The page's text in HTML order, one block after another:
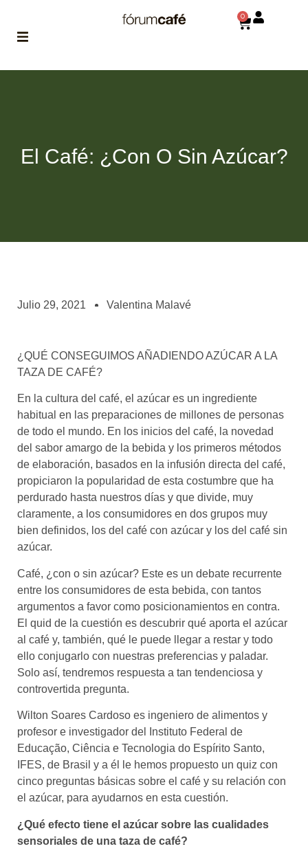
de fórum
asociados
el café siempre tiene
algo nuevo que
enseñarnos
BOLSA DE TRABAJO
¡te imaginas vivir de tu pasión
CONTACTO
¡queremos saber
de ti!
0
El Café: ¿Con O Sin Azúcar?
Julio 29, 2021 Valentina Malavé
¿QUÉ CONSEGUIMOS AÑADIENDO AZÚCAR A LA
TAZA DE CAFÉ?
En la cultura del café, el azúcar es un ingrediente
habitual en las preparaciones de millones de personas
de todo el mundo. En los inicios del café, la novedad
del sabor amargo de la bebida y los primeros métodos
de elaboración, basados en la infusión directa del café,
propiciaron la popularidad de esta costumbre que ha
perdurado hasta nuestros días y que divide, muy
claramente, a los consumidores en dos grupos muy
bien definidos, los del café con azúcar y los del café sin
azúcar.
Café, ¿con o sin azúcar? Este es un debate recurrente
entre los consumidores de esta bebida, con tantos
argumentos a favor como posicionamientos en contra.
El quid de la cuestión es descubrir qué aporta el azúcar
al café y, también, qué le puede llegar a restar y todo
ello conjugarlo con nuestras preferencias y paladar.
Solo así, tendremos respuesta a tan tendenciosa y
controvertida pregunta.
Wilton Soares Cardoso es ingeniero de alimentos y
profesor e investigador del Instituto Federal de
Educação, Ciência e Tecnologia do Espírito Santo,
IFES, de Brasil y a él le hemos propuesto un quiz con
cinco preguntas básicas sobre el café y su relación con
el azúcar, para ayudarnos en esta cuestión.
¿Qué efecto tiene el azúcar sobre las cualidades
sensoriales de una taza de café?